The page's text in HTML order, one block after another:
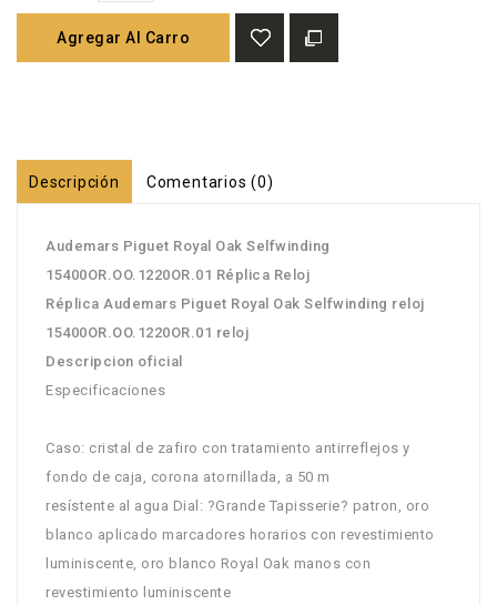
Agregar Al Carro
Descripción Comentarios (0)
Audemars Piguet Royal Oak Selfwinding
15400OR.OO.1220OR.01 Réplica Reloj
Réplica Audemars Piguet Royal Oak Selfwinding reloj
15400OR.OO.1220OR.01 reloj
Descripcion oficial
Especificaciones
Caso: cristal de zafiro con tratamiento antirreflejos y
fondo de caja, corona atornillada, a 50 m
resístente al agua Dial: ?Grande Tapisserie? patron, oro
blanco aplicado marcadores horarios con revestimiento
luminiscente, oro blanco Royal Oak manos con
revestimiento luminiscente